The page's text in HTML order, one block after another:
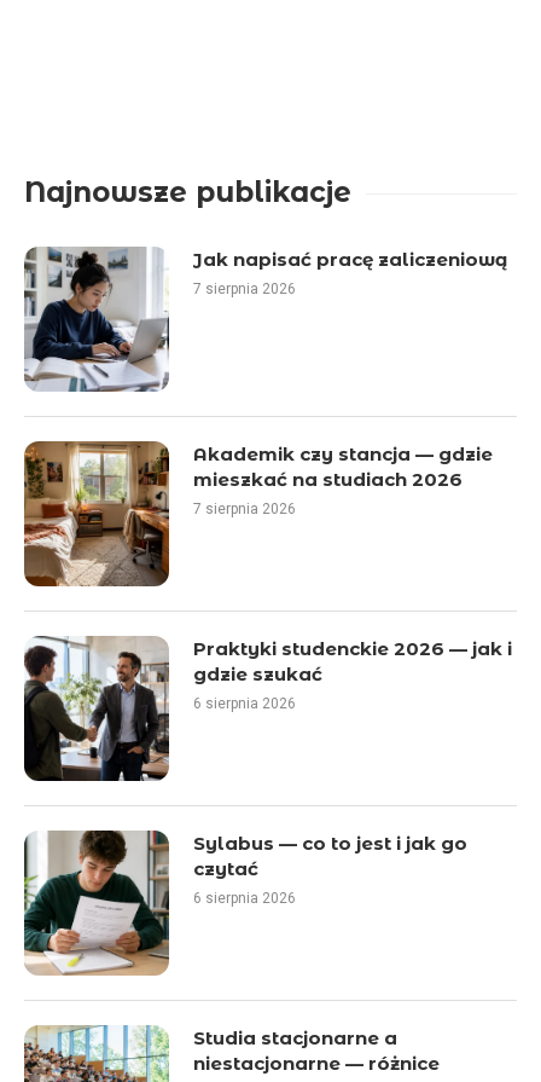
Najnowsze publikacje
Jak napisać pracę zaliczeniową
7 sierpnia 2026
Akademik czy stancja — gdzie
mieszkać na studiach 2026
7 sierpnia 2026
Praktyki studenckie 2026 — jak i
gdzie szukać
6 sierpnia 2026
Sylabus — co to jest i jak go
czytać
6 sierpnia 2026
Studia stacjonarne a
niestacjonarne — różnice